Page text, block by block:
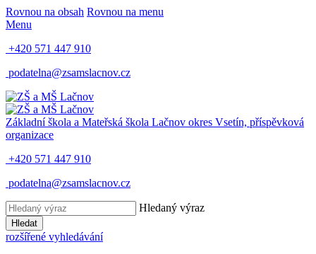
Rovnou na obsah Rovnou na menu
Menu
+420 571 447 910
podatelna@zsamslacnov.cz
Základní škola a Mateřská škola Lačnov okres Vsetín, příspěvková
organizace
+420 571 447 910
podatelna@zsamslacnov.cz
Hledaný výraz
Hledat
rozšířené vyhledávání